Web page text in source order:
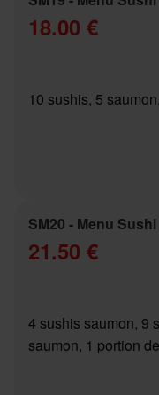
18.00 €
10 sushis, 5
SM20 - Menu
21.50 €
4 sushis saumon, 9
saumon, 1 portion